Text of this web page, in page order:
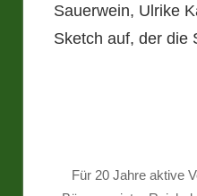
Sauerwein, Ulrike
Sketch auf, der die
Für 20 Jahre aktive